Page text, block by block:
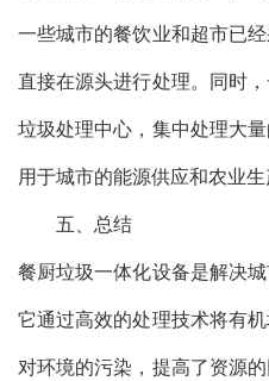
一些城市的餐饮业和超市已
直接在源头进行处理。同时
垃圾处理中心，集中处理大
用于城市的能源供应和农业生
五、总结
餐厨垃圾一体化设备是解决
它通过高效的处理技术将有
对环境的污染，提高了资源